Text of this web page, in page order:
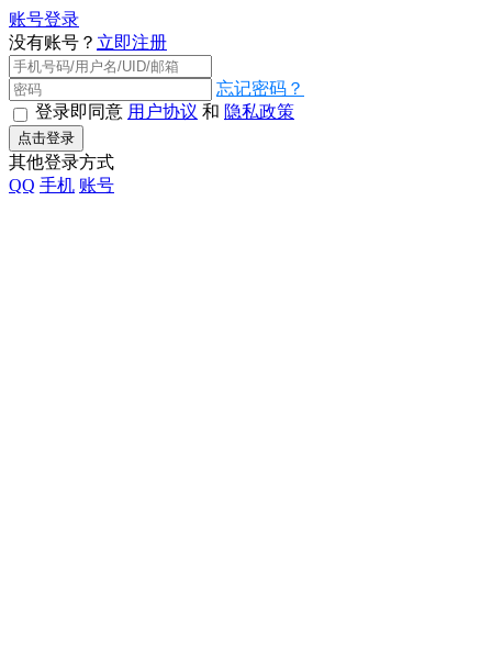
账号登录
没有账号？ 立即注册
忘记密码？
登录即同意 用户协议 和 隐私政策
点击登录
其他登录方式
QQ 手机 账号